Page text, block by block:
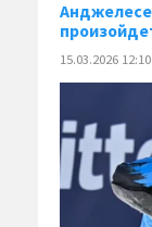
15.03.2026 12:10